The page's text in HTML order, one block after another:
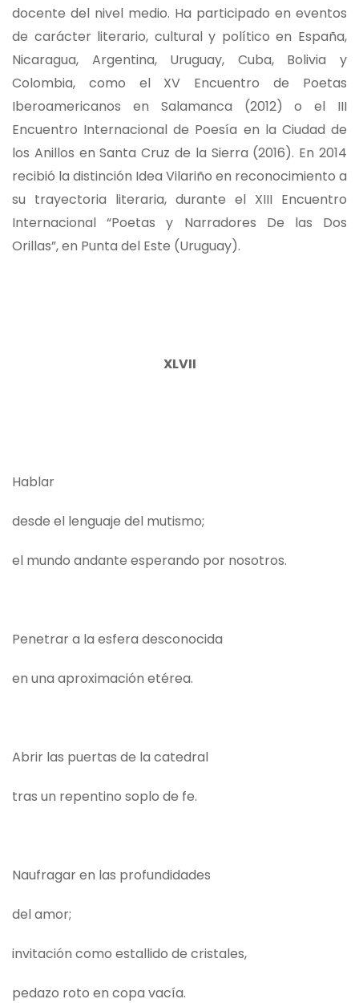
docente del nivel medio. Ha participado en eventos
de carácter literario, cultural y político en España,
Nicaragua, Argentina, Uruguay, Cuba, Bolivia y
Colombia, como el XV Encuentro de Poetas
Iberoamericanos en Salamanca (2012) o el III
Encuentro Internacional de Poesía en la Ciudad de
los Anillos en Santa Cruz de la Sierra (2016). En 2014
recibió la distinción Idea Vilariño en reconocimiento a
su trayectoria literaria, durante el XIII Encuentro
Internacional “Poetas y Narradores De las Dos
Orillas”, en Punta del Este (Uruguay).
XLVII
Hablar
desde el lenguaje del mutismo;
el mundo andante esperando por nosotros.
Penetrar a la esfera desconocida
en una aproximación etérea.
Abrir las puertas de la catedral
tras un repentino soplo de fe.
Naufragar en las profundidades
del amor;
invitación como estallido de cristales,
pedazo roto en copa vacía.